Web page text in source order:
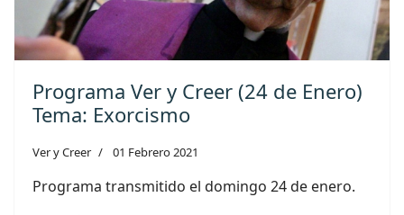
Programa Ver y Creer (24 de Enero)
Tema: Exorcismo
Ver y Creer 01 Febrero 2021
Programa transmitido el domingo 24 de enero.